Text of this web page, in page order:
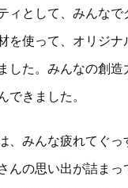
ィとして、みんなで
を使って、オリジナ
した。みんなの創造
できました。
、みんな疲れてぐっ
んの思い出が詰まっ